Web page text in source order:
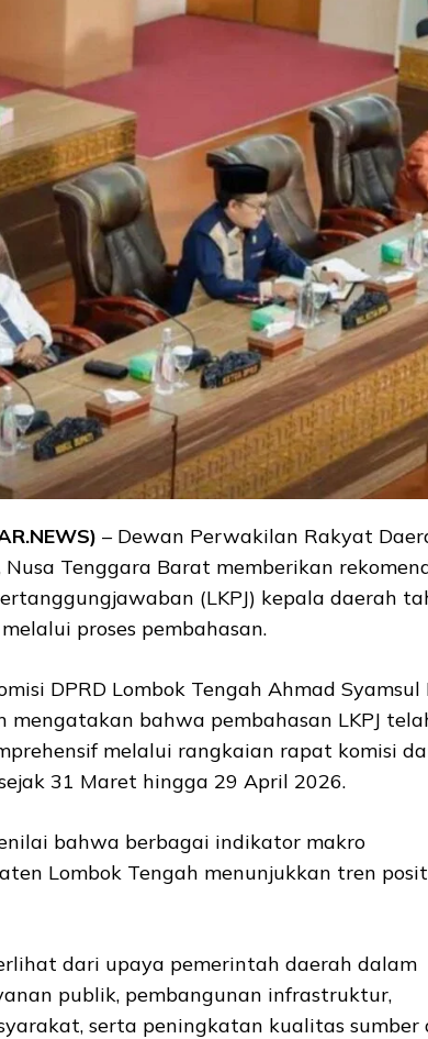
– Dewan Perwakilan Rakyat
Nusa Tenggara Barat memberikan
(LKPJ) kepala daerah
proses pembahasan.
DPRD Lombok Tengah Ahmad Syamsul
mengatakan bahwa pembahasan LKPJ
melalui rangkaian rapat komisi
31 Maret hingga 29 April 2026.
bahwa berbagai indikator makro
Lombok Tengah menunjukkan tren
dari upaya pemerintah daerah dalam
publik, pembangunan infrastruktur,
serta peningkatan kualitas sumber